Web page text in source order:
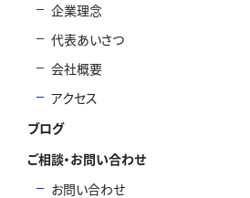
企業理念
代表あいさつ
会社概要
アクセス
ブログ
ご相談・お問い合わせ
お問い合わせ